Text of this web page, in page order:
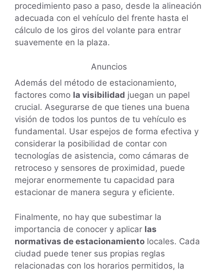
procedimiento paso a paso, desde la alineación
adecuada con el vehículo del frente hasta el
cálculo de los giros del volante para entrar
suavemente en la plaza.
Anuncios
Además del método de estacionamiento,
factores como la visibilidad juegan un papel
crucial. Asegurarse de que tienes una buena
visión de todos los puntos de tu vehículo es
fundamental. Usar espejos de forma efectiva y
considerar la posibilidad de contar con
tecnologías de asistencia, como cámaras de
retroceso y sensores de proximidad, puede
mejorar enormemente tu capacidad para
estacionar de manera segura y eficiente.
Finalmente, no hay que subestimar la
importancia de conocer y aplicar las
normativas de estacionamiento locales. Cada
ciudad puede tener sus propias reglas
relacionadas con los horarios permitidos, la